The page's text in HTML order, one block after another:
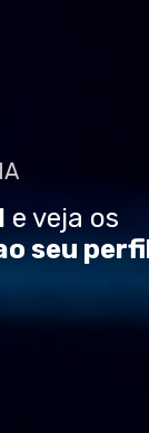
e veja os
seu